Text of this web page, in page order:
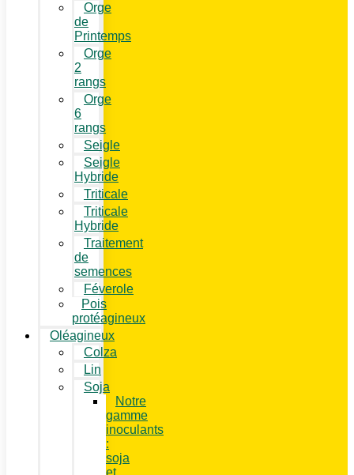
Orge
de
Printemps
Orge
2
rangs
Orge
6
rangs
Seigle
Seigle
Hybride
Triticale
Triticale
Hybride
Traitement
de
semences
Féverole
Pois
protéagineux
Oléagineux
Colza
Lin
Soja
Notre
gamme
inoculants
:
soja
et